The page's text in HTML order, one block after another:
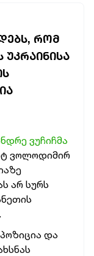
ᲠᲝᲛ
ᲣᲙᲠᲐᲘᲜᲘᲡᲐ
ვუჩიჩმა
ვოლოდიმირ
არ სურს
და